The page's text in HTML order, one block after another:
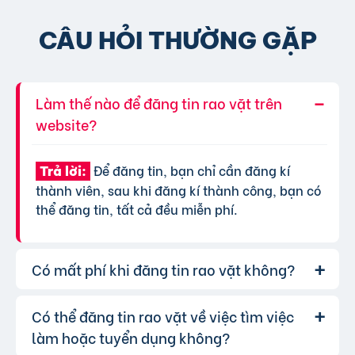
CÂU HỎI THƯỜNG GẶP
Làm thế nào để đăng tin rao vặt trên
website?
Trả lời: Để đăng tin, bạn chỉ cần đăng kí
thành viên, sau khi đăng kí thành công, bạn có
thể đăng tin, tất cả đều miễn phí.
Có mất phí khi đăng tin rao vặt không?
Trả lời: Chúng tôi cung cấp gói đăng tin miễn
phí cơ bản cho tất cả người dùng. Tuy nhiên, để
Có thể đăng tin rao vặt về việc tìm việc
làm hoặc tuyển dụng không?